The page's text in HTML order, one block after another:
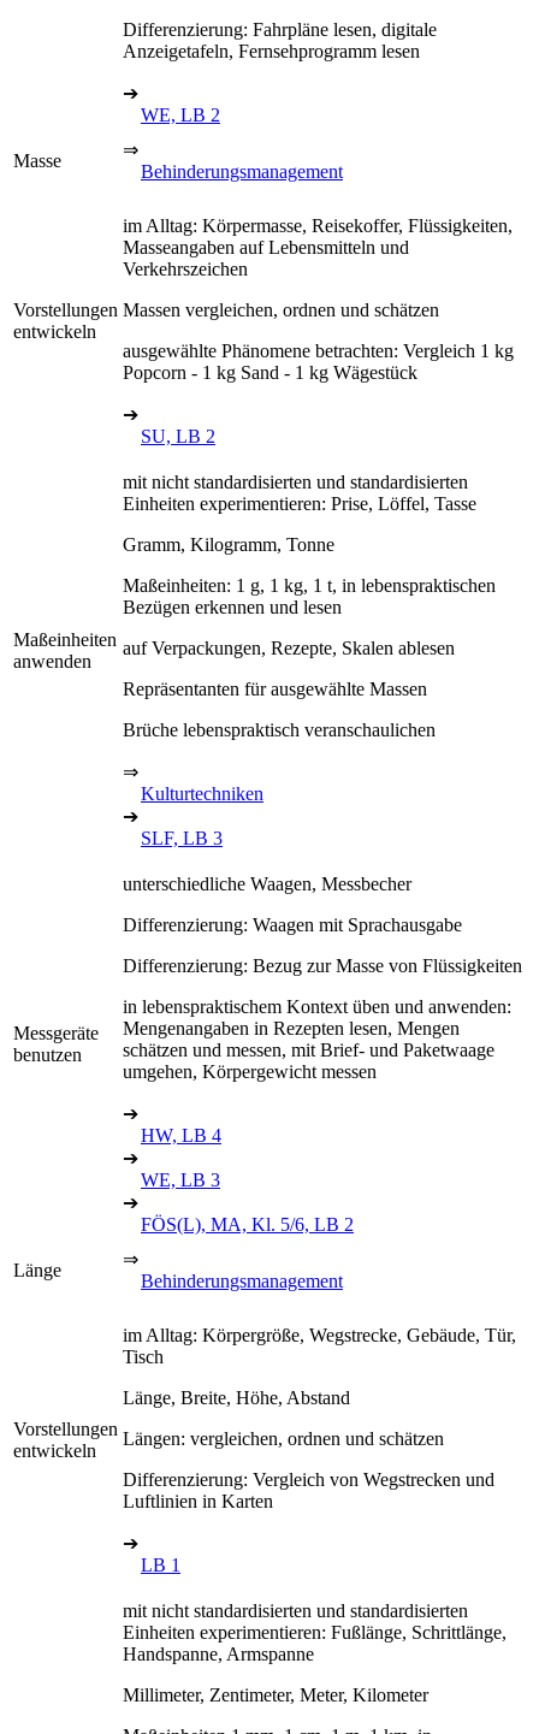
Differenzierung: Fahrpläne lesen, digitale
Anzeigetafeln, Fernsehprogramm lesen
➔
WE, LB 2
Masse
⇒
Behinderungsmanagement
Vorstellungen
entwickeln
im Alltag: Körpermasse, Reisekoffer, Flüssigkeiten,
Masseangaben auf Lebensmitteln und
Verkehrszeichen
Massen vergleichen, ordnen und schätzen
ausgewählte Phänomene betrachten: Vergleich 1 kg
Popcorn - 1 kg Sand - 1 kg Wägestück
➔
SU, LB 2
Maßeinheiten
anwenden
mit nicht standardisierten und standardisierten
Einheiten experimentieren: Prise, Löffel, Tasse
Gramm, Kilogramm, Tonne
Maßeinheiten: 1 g, 1 kg, 1 t, in lebenspraktischen
Bezügen erkennen und lesen
auf Verpackungen, Rezepte, Skalen ablesen
Repräsentanten für ausgewählte Massen
Brüche lebenspraktisch veranschaulichen
⇒
Kulturtechniken
➔
SLF, LB 3
Messgeräte
benutzen
unterschiedliche Waagen, Messbecher
Differenzierung: Waagen mit Sprachausgabe
Differenzierung: Bezug zur Masse von Flüssigkeiten
in lebenspraktischem Kontext üben und anwenden:
Mengenangaben in Rezepten lesen, Mengen
schätzen und messen, mit Brief- und Paketwaage
umgehen, Körpergewicht messen
➔
HW, LB 4
➔
WE, LB 3
➔
FÖS(L), MA, Kl. 5/6, LB 2
Länge
⇒
Behinderungsmanagement
Vorstellungen
entwickeln
im Alltag: Körpergröße, Wegstrecke, Gebäude, Tür,
Tisch
Länge, Breite, Höhe, Abstand
Längen: vergleichen, ordnen und schätzen
Differenzierung: Vergleich von Wegstrecken und
Luftlinien in Karten
➔
LB 1
mit nicht standardisierten und standardisierten
Einheiten experimentieren: Fußlänge, Schrittlänge,
Handspanne, Armspanne
Millimeter, Zentimeter, Meter, Kilometer